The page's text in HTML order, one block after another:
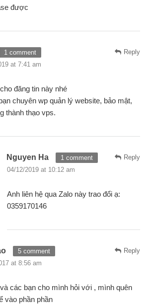
được
Reply
1 comment
at 7:41 am
đăng tin này nhé
chuyên wp quản lý website, bảo mật,
thành thạo vps.
Reply
Nguyen Ha
1 comment
04/12/2019 at 10:12 am
Anh liên hệ qua Zalo này trao đổi ạ:
0359170146
Reply
5 comment
at 8:56 am
các bạn cho mình hỏi với , mình quên
vào phần phần